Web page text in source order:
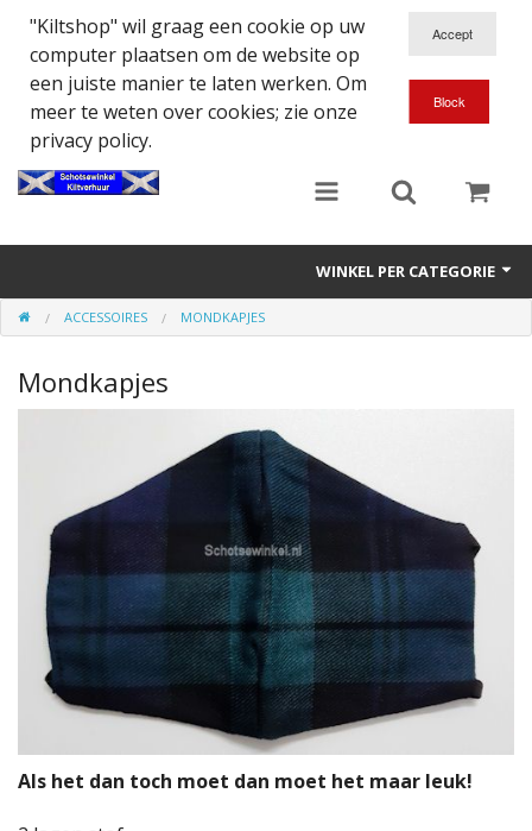
"Kiltshop" wil graag een cookie op uw
computer plaatsen om de website op
een juiste manier te laten werken. Om
meer te weten over cookies; zie onze
privacy policy.
WINKEL PER CATEGORIE
Accessoires
Doedelzakspeler
Highland Titles
Verhuur
AFGEPRIJST - UITVERKOOP
ACCESSOIRES MONDKAPJES
Mondkapjes
Als het dan toch moet dan moet het maar leuk!